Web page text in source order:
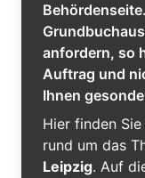
anfordern, so
Auftrag und
Ihnen
Hier finden
rund um das
Leipzig. Auf